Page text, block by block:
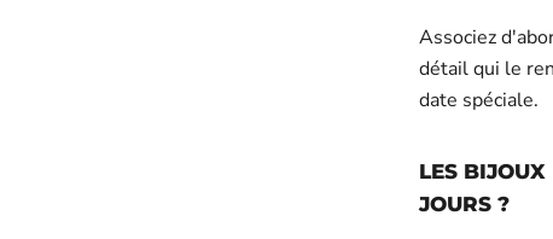
Associez
détail qui le
date spéciale.
LES BIJOUX
JOURS ?